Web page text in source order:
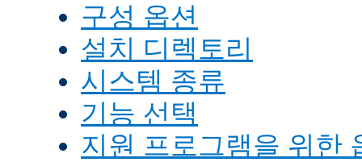
구성 옵션
설치 디렉토리
시스템 종류
기능 선택
지원 프로그램을 위한